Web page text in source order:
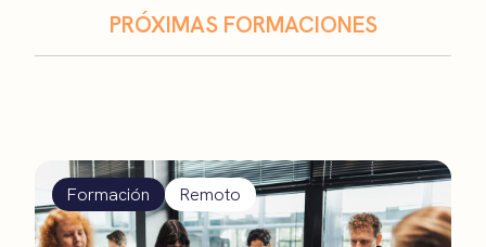
PRÓXIMAS FORMACIONES
Formación Remoto